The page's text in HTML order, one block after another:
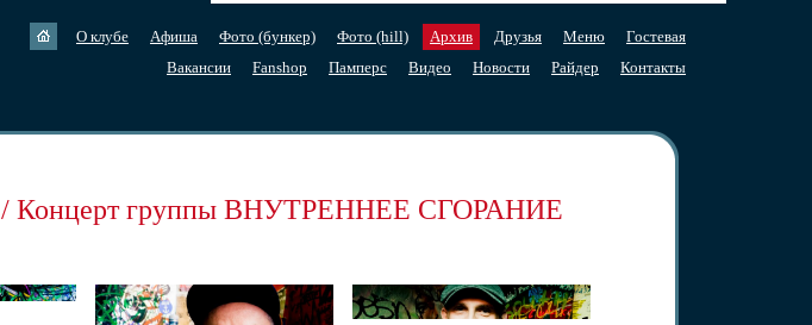
О клубе Афиша Фото (бункер) Фото (hill) Архив Друзья Меню
Гостевая
Вакансии
Fanshop Памперс Видео Новости Райдер Контакты
/ Концерт группы ВНУТРЕННЕЕ СГОРАНИЕ